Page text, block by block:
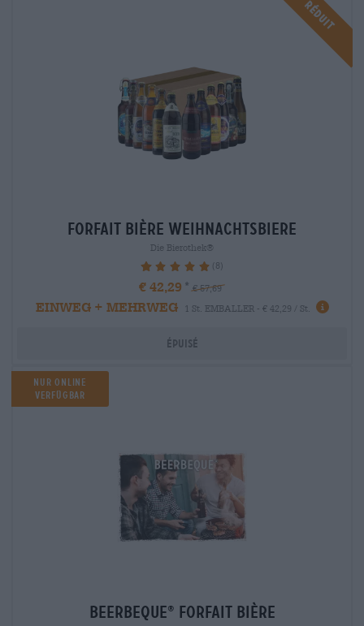
Réduit
Forfait bière weihnachtsbiere
Die Bierothek®
100% (8)
€ 42,29 € 57,69
EINWEG + MEHRWEG 1 St. EMBALLER - € 42,29 / St.
Épuisé
Nur Online
verfügbar
beerbeque® Forfait bière